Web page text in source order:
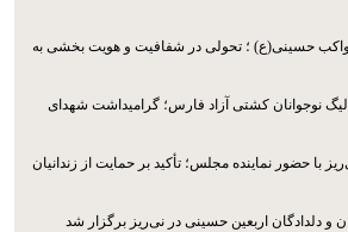
حسینی(ع) ؛ تحولی در شفافیت و هویت بخشی به
نوجوانان کشتی آزاد فارس؛ گرامیداشت شهدای
با حضور نماینده مجلس؛ تأکید بر حمایت از زندانیان
و دلدادگان اربعین حسینی در نی‌ریز برگزار شد